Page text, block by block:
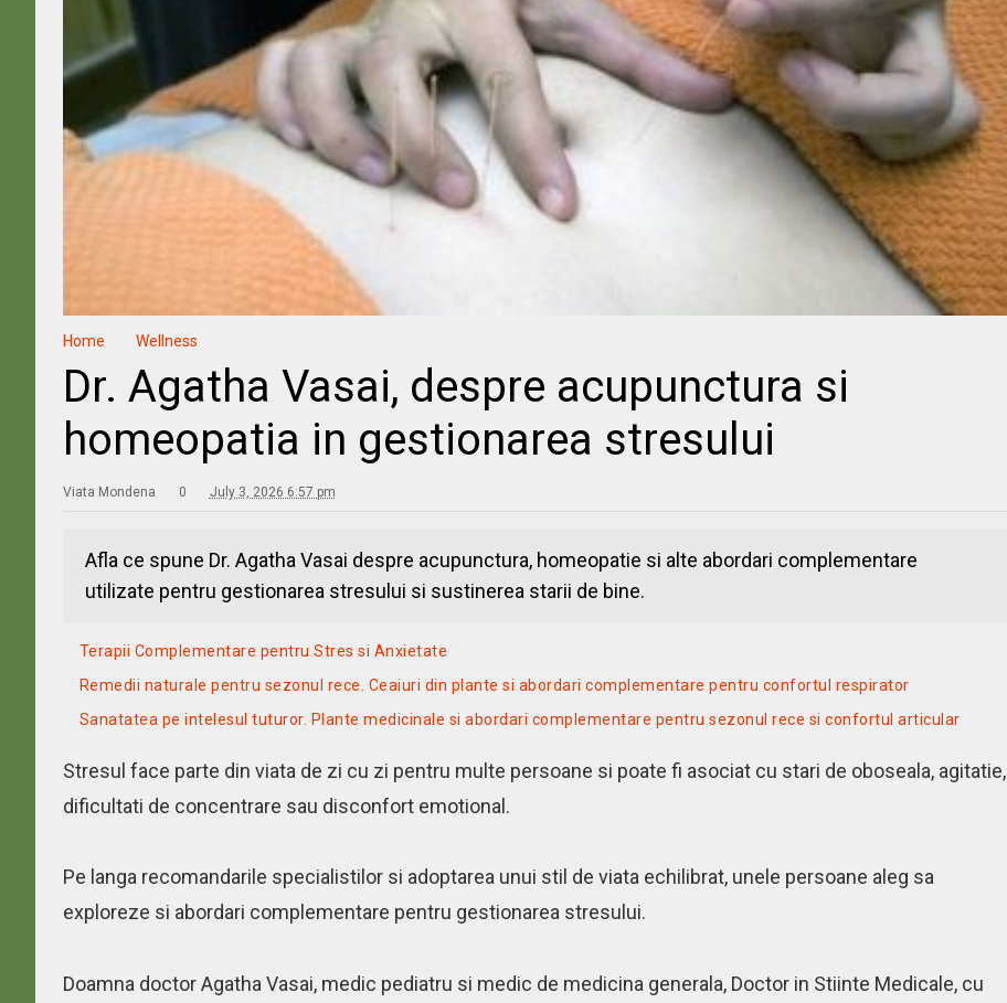
Home Wellness
Dr. Agatha Vasai, despre acupunctura si
homeopatia in gestionarea stresului
Viata Mondena 0 July 3, 2026 6:57 pm
Afla ce spune Dr. Agatha Vasai despre acupunctura, homeopatie si alte abordari complementare
utilizate pentru gestionarea stresului si sustinerea starii de bine.
Terapii Complementare pentru Stres si Anxietate
Remedii naturale pentru sezonul rece. Ceaiuri din plante si abordari complementare pentru confortul respirator
Sanatatea pe intelesul tuturor. Plante medicinale si abordari complementare pentru sezonul rece si confortul articular
Stresul face parte din viata de zi cu zi pentru multe persoane si poate fi asociat cu stari de oboseala, agitatie,
dificultati de concentrare sau disconfort emotional.
Pe langa recomandarile specialistilor si adoptarea unui stil de viata echilibrat, unele persoane aleg sa
exploreze si abordari complementare pentru gestionarea stresului.
Doamna doctor Agatha Vasai, medic pediatru si medic de medicina generala, Doctor in Stiinte Medicale, cu